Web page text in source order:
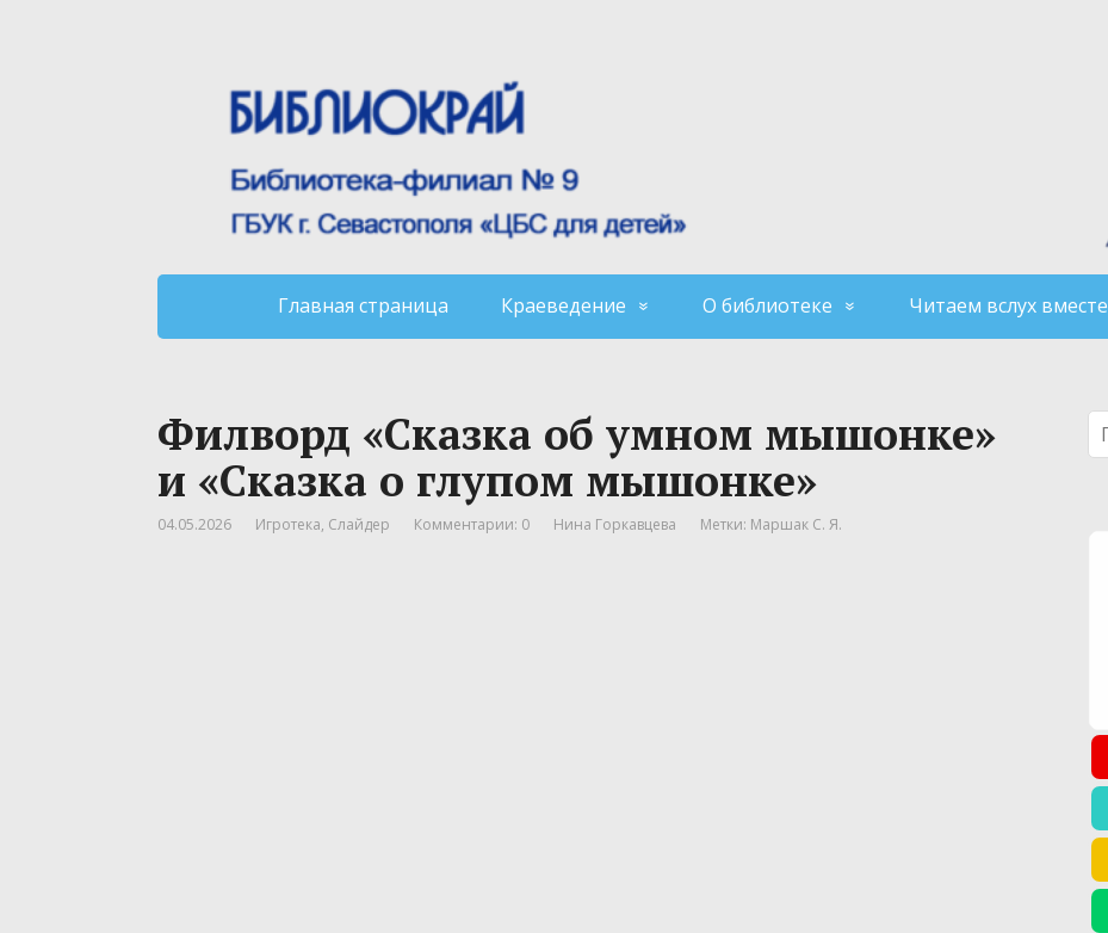
Главная страница Краеведение О библиотеке Читаем вслух вместе
Филворд «Сказка об умном мышонке»
и «Сказка о глупом мышонке»
04.05.2026 Игротека, Слайдер Комментарии: 0 Нина Горкавцева Метки: Маршак С. Я.